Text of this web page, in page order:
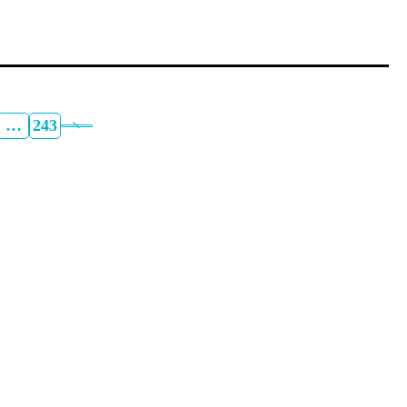
… 243